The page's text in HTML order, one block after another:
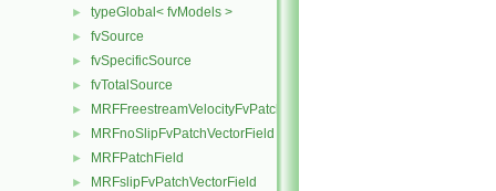
► typeGlobal< fvModels >
► fvSource
► fvSpecificSource
► fvTotalSource
► MRFFreestreamVelocityFvPatchVectorField
► MRFnoSlipFvPatchVectorField
► MRFPatchField
► MRFslipFvPatchVectorField